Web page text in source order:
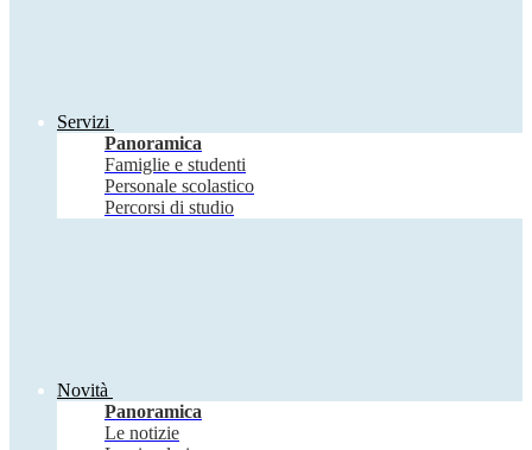
Servizi
Panoramica
Famiglie e studenti
Personale scolastico
Percorsi di studio
Novità
Panoramica
Le notizie